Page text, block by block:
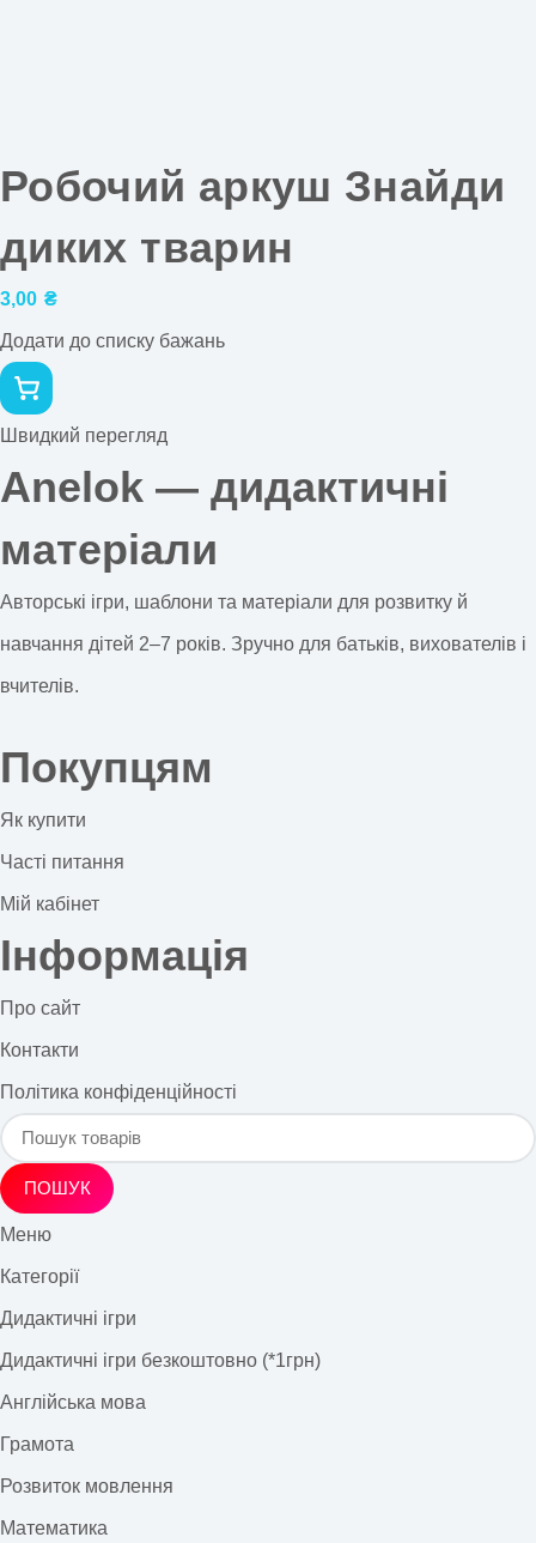
Робочий аркуш Знайди
диких тварин
3,00 ₴
Додати до списку бажань
Швидкий перегляд
Anelok — дидактичні
матеріали
Авторські ігри, шаблони та матеріали для розвитку й
навчання дітей 2–7 років. Зручно для батьків, вихователів і
вчителів.
Покупцям
Як купити
Часті питання
Мій кабінет
Інформація
Про сайт
Контакти
Політика конфіденційності
ПОШУК
Меню
Категорії
Дидактичні ігри
Дидактичні ігри безкоштовно (*1грн)
Англійська мова
Грамота
Розвиток мовлення
Математика